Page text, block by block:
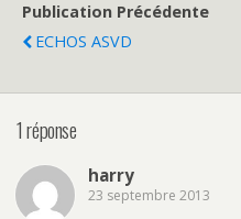
Publication Précédente
ECHOS ASVD
1 réponse
harry
23 septembre 2013